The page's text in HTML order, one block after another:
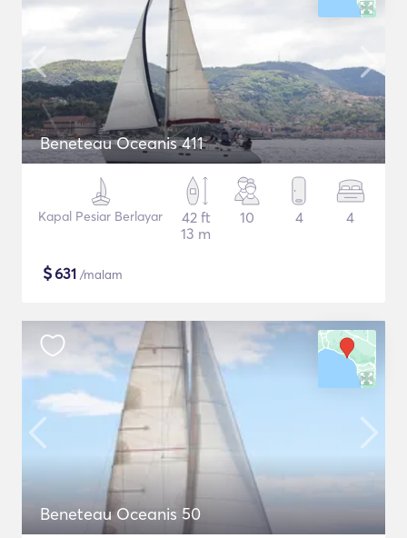
Beneteau Oceanis 411
Kapal Pesiar Berlayar
42 ft
13 m
10 4 4
$631 /malam
Beneteau Oceanis 50